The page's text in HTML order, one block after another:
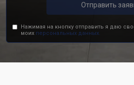
Отправить
Нажимая на кнопку отправить я даю
моих персональных данных.